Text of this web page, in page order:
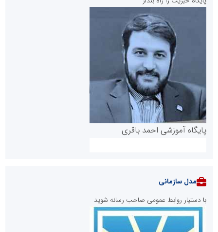
پایگاه آموزشی احمد باقری
مدل سازمانی
با دستیار روابط عمومی صاحب رسانه شوید